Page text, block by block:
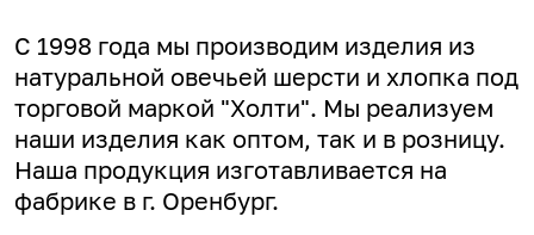
С 1998 года мы производим изделия из
натуральной овечьей шерсти и хлопка под
торговой маркой "Холти". Мы реализуем
наши изделия как оптом, так и в розницу.
Наша продукция изготавливается на
фабрике в г. Оренбург.